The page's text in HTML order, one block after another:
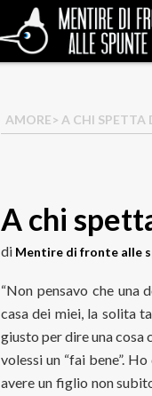
AMORE> A CHI SPETTA
A chi
di Mentire di fronte alle
“Non pensavo che una
casa dei miei, la solita
giusto per dire una cosa
volessi un “fai bene”.
avere un figlio non